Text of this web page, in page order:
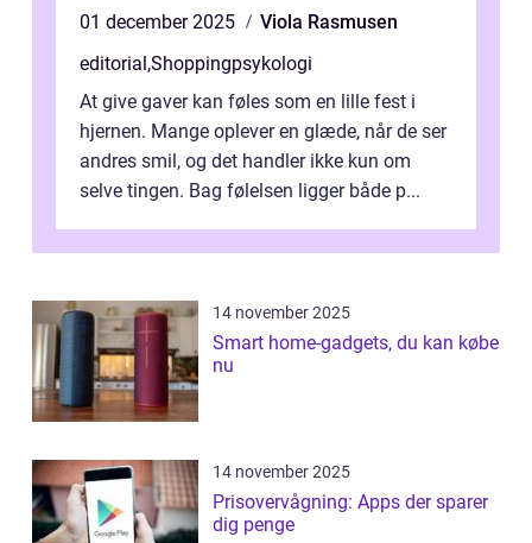
01 december 2025
Viola Rasmusen
editorial,Shoppingpsykologi
At give gaver kan føles som en lille fest i
hjernen. Mange oplever en glæde, når de ser
andres smil, og det handler ikke kun om
selve tingen. Bag følelsen ligger både p...
14 november 2025
Smart home-gadgets, du kan købe
nu
14 november 2025
Prisovervågning: Apps der sparer
dig penge